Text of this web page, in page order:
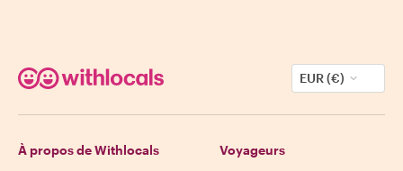
EUR (€)
À propos de Withlocals Voyageurs